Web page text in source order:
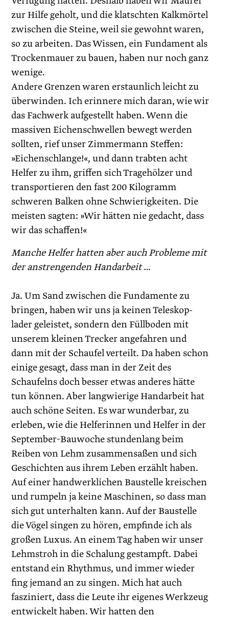
zur Hilfe geholt, und die klatschten Kalkmörtel
zwischen die Steine, weil sie gewohnt waren,
so zu arbeiten. Das Wissen, ein Fundament als
Trockenmauer zu bauen, haben nur noch ganz
wenige.
Andere Grenzen waren erstaunlich leicht zu
überwinden. Ich erinnere mich daran, wie wir
das Fachwerk aufgestellt haben. Wenn die
massiven Eichenschwellen bewegt werden
sollten, rief unser Zimmermann Steffen:
»Eichenschlange!«, und dann trabten acht
Helfer zu ihm, griffen sich Tragehölzer und
transportieren den fast 200 Kilogramm
schweren Balken ohne Schwierigkeiten. Die
meisten sagten: »Wir hätten nie gedacht, dass
wir das schaffen!«
Manche Helfer hatten aber auch Probleme mit
der ­anstrengenden Handarbeit …
Ja. Um Sand zwischen die Fundamente zu
bringen, haben wir uns ja keinen Teleskop­
lader geleistet, sondern den Füllboden mit
unserem kleinen Trecker angefahren und
dann mit der Schaufel verteilt. Da haben schon
einige gesagt, dass man in der Zeit des
Schaufelns doch besser etwas ­anderes hätte
tun können. Aber langwierige Handarbeit hat
auch schöne Seiten. Es war wunderbar, zu
erleben, wie die Helferinnen und Helfer in der
September-Bauwoche stundenlang beim
Reiben von Lehm zusammensaßen und sich
Geschichten aus ihrem Leben erzählt haben.
Auf einer handwerklichen Baustelle kreischen
und rumpeln ja keine Maschinen, so dass man
sich gut unterhalten kann. Auf der Baustelle
die Vögel singen zu hören, empfinde ich als
großen Luxus. An einem Tag haben wir unser
Lehmstroh in die Schalung gestampft. Dabei
entstand ein Rhythmus, und immer wieder
fing jemand an zu singen. Mich hat auch
fasziniert, dass die Leute ihr eigenes Werkzeug
entwickelt haben. Wir hatten den